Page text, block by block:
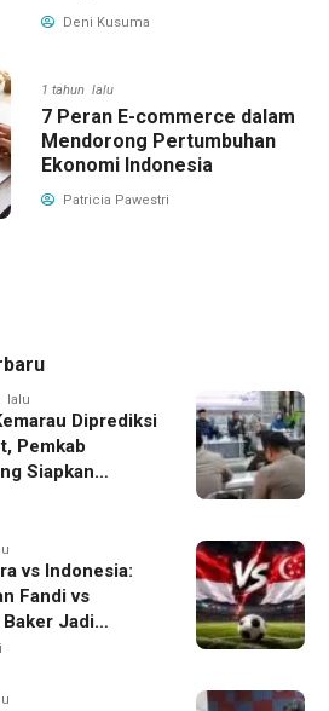
Deni Kusuma
1 tahun lalu
7 Peran E-commerce dalam
Mendorong Pertumbuhan
Ekonomi Indonesia
Patricia Pawestri
lalu
Diprediksi
Pemkab
Siapkan
Antisipasi Krisis
vs Indonesia:
Fandi vs
Jadi
Piala AFF 2026